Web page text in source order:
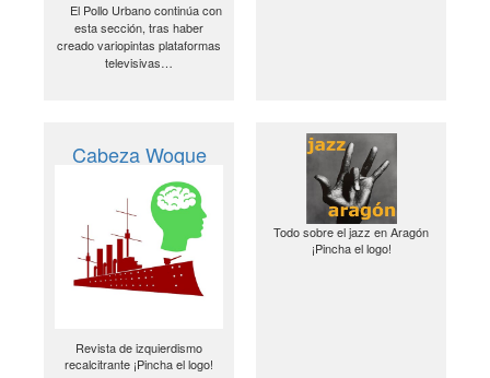
El Pollo Urbano continúa con
esta sección, tras haber
creado variopintas plataformas
televisivas…
Cabeza Woque
Revista de izquierdismo
recalcitrante ¡Pincha el logo!
Todo sobre el jazz en Aragón
¡Pincha el logo!